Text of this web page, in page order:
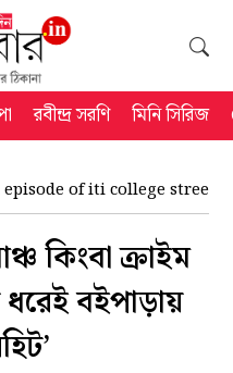
রবীন্দ্র সরণি মিনি সিরিজ
of iti college street
কিংবা ক্রাইম
বইপাড়ায়